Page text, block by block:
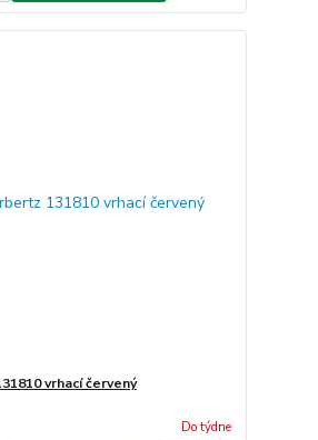
vrhací červený
Do týdne